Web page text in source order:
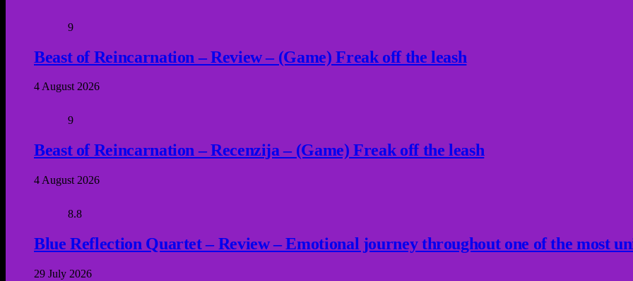
9
Beast of Reincarnation – Review – (Game) Freak off the leash
4 August 2026
9
Beast of Reincarnation – Recenzija – (Game) Freak off the leash
4 August 2026
8.8
Blue Reflection Quartet – Review – Emotional journey throughout one of the most
29 July 2026